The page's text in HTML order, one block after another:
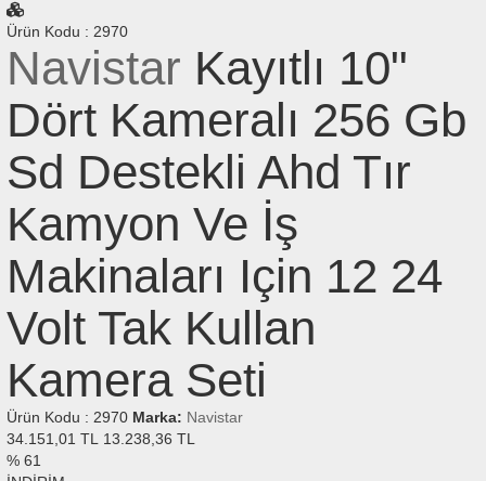
Ürün Kodu : 2970
Navistar Kayıtlı 10"
Dört Kameralı 256 Gb
Sd Destekli Ahd Tır
Kamyon Ve İş
Makinaları Için 12 24
Volt Tak Kullan
Kamera Seti
Ürün Kodu : 2970 Marka: Navistar
34.151,01 TL
13.238,36 TL
% 61